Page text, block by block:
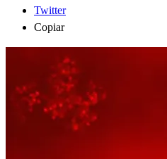
Twitter
Copiar